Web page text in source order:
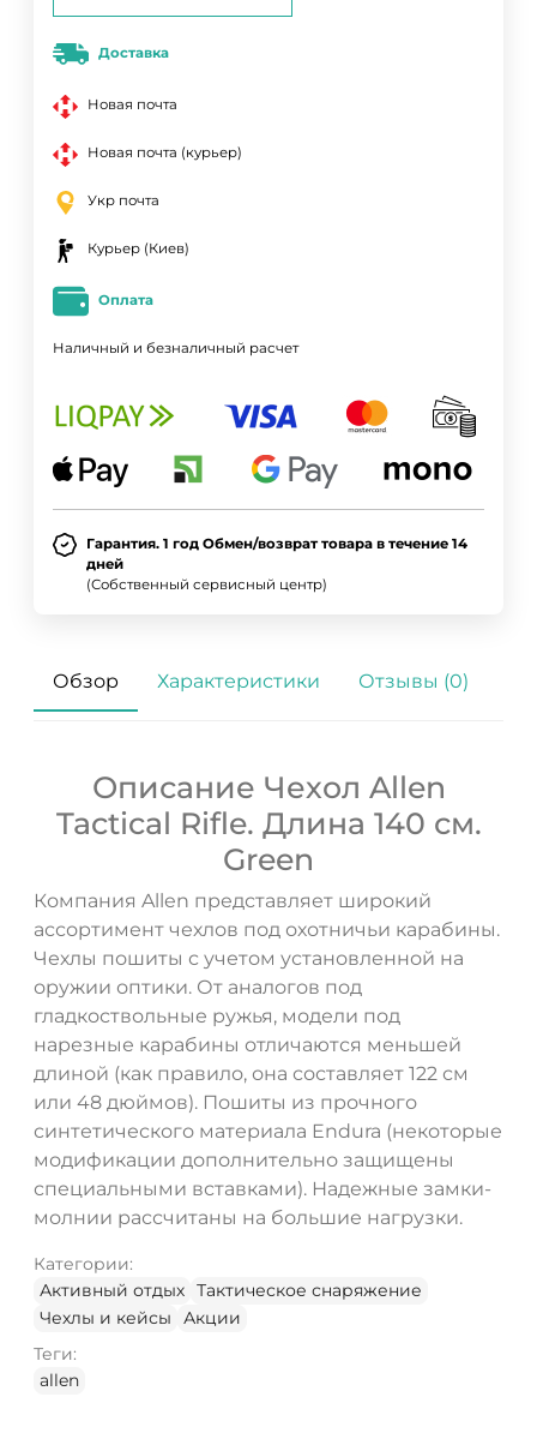
Доставка
Новая почта
Новая почта (курьер)
Укр почта
Курьер (Киев)
Оплата
Наличный и безналичный расчет
Гарантия. 1 год Обмен/возврат товара в течение 14
дней
(Собственный сервисный центр)
Обзор Характеристики Отзывы (0)
Описание Чехол Allen
Tactical Rifle. Длина 140 см.
Green
Компания Allen представляет широкий
ассортимент чехлов под охотничьи карабины.
Чехлы пошиты с учетом установленной на
оружии оптики. От аналогов под
гладкоствольные ружья, модели под
нарезные карабины отличаются меньшей
длиной (как правило, она составляет 122 см
или 48 дюймов). Пошиты из прочного
синтетического материала Endura (некоторые
модификации дополнительно защищены
специальными вставками). Надежные замки-
молнии рассчитаны на большие нагрузки.
Категории:
Активный отдых Тактическое снаряжение
Чехлы и кейсы
Акции
Теги:
allen
ДА НЕТ